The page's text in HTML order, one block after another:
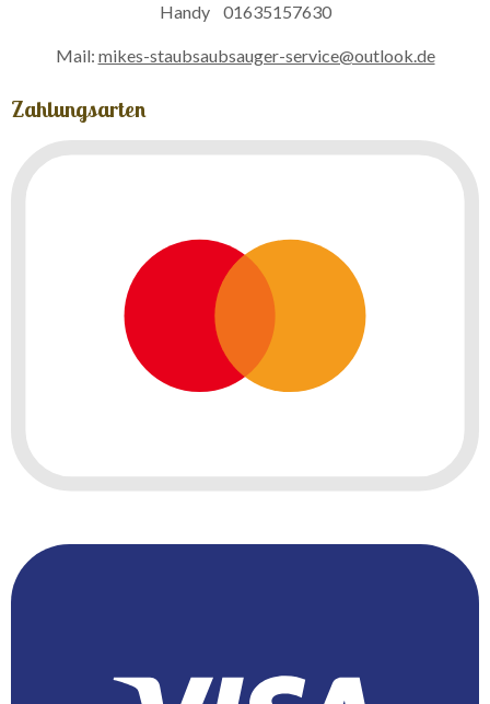
Handy 01635157630
Mail: mikes-staubsaubsauger-service@outlook.de
Zahlungsarten